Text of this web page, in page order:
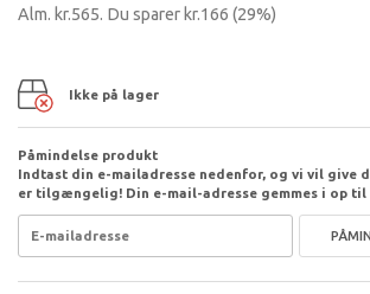
Alm. kr.565. Du sparer kr.166 (29%)
Ikke på lager
Påmindelse produkt
Indtast din e-mailadresse nedenfor, og vi vil give
er tilgængelig! Din e-mail-adresse gemmes i op til